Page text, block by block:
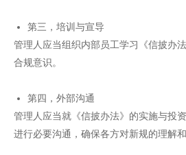
第三，培训与宣导
管理人应当组织内部员工学习《信披办
合规意识。
第四，外部沟通
管理人应当就《信披办法》的实施与投
进行必要沟通，确保各方对新规的理解和